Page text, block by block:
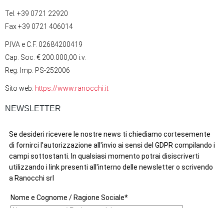
Tel. +39 0721 22920
Fax +39 0721 406014
P.IVA e C.F. 02684200419
Cap. Soc. € 200.000,00 i.v.
Reg. Imp. PS-252006
Sito web: https://www.ranocchi.it
NEWSLETTER